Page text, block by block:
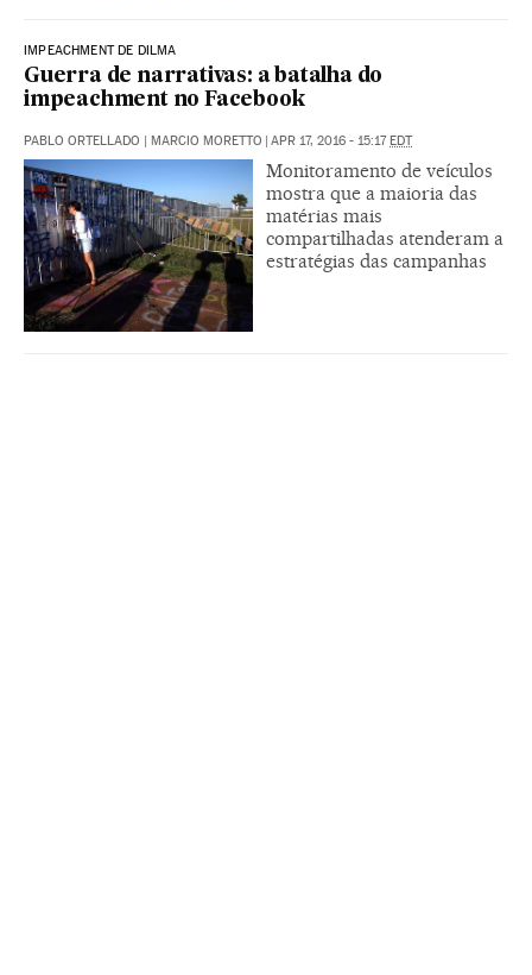
IMPEACHMENT DE DILMA
Guerra de narrativas: a batalha do
impeachment no Facebook
PABLO ORTELLADO | MARCIO MORETTO | APR 17, 2016 - 15:17EDT
Monitoramento de veículos
mostra que a maioria das
matérias mais
compartilhadas atenderam a
estratégias das campanhas